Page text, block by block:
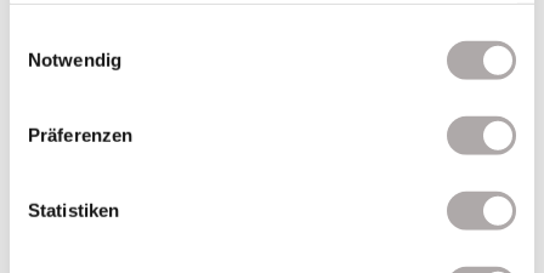
unserer Cookies, können wir nicht gewährleisten dass
Sie unsere Seite ohne funktionelle Einschränkungen (z.B.
Videodarstellung via YouTube etc.) nutzen können.
Notwendig
Präferenzen
Statistiken
Our in house training centre offers useful training and
product demonstrations at our test facility.